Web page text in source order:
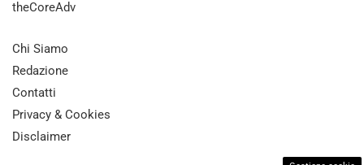
theCoreAdv
Chi Siamo
Redazione
Contatti
Privacy & Cookies
Disclaimer